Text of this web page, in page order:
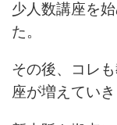
少人数講座を
た。
その後、コレ
座が増えていき